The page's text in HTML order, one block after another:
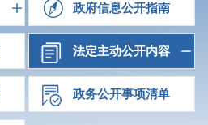
政府信息公开指南
法定主动公开内容
政务公开事项清单